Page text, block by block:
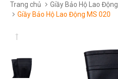
Trang chủ
Giầy Bảo Hộ Lao Động
Giầy Bảo Hộ Lao Động MS 020